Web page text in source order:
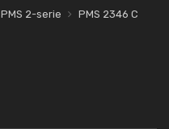
PMS 2-serie PMS 2346 C